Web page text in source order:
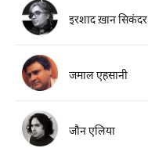
इरशाद ख़ान सिकंदर
जमाल एहसानी
जौन एलिया